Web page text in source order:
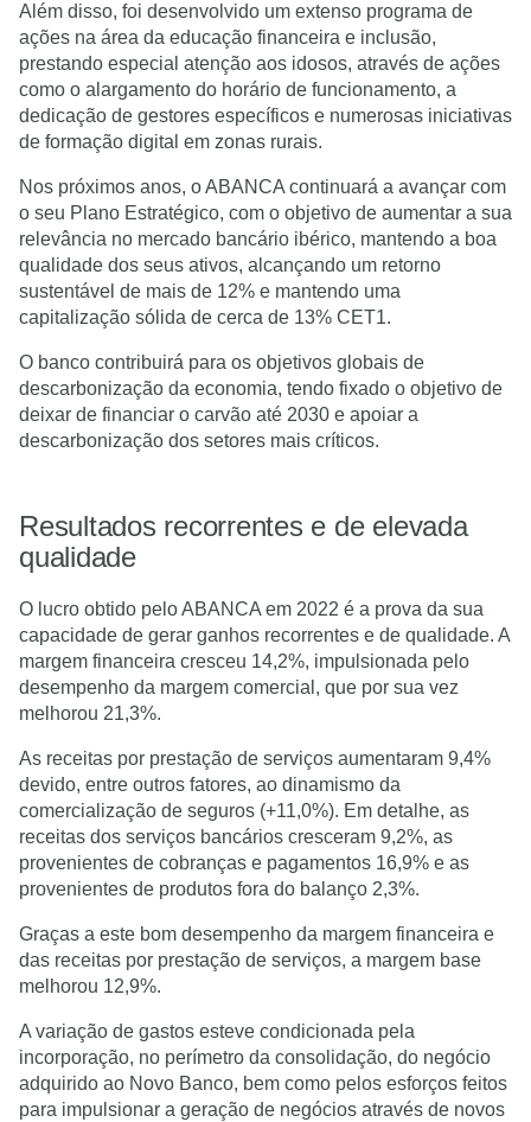
Além disso, foi desenvolvido um extenso programa de
ações na área da educação financeira e inclusão,
prestando especial atenção aos idosos, através de ações
como o alargamento do horário de funcionamento, a
dedicação de gestores específicos e numerosas iniciativas
de formação digital em zonas rurais.
Nos próximos anos, o ABANCA continuará a avançar com
o seu Plano Estratégico, com o objetivo de aumentar a sua
relevância no mercado bancário ibérico, mantendo a boa
qualidade dos seus ativos, alcançando um retorno
sustentável de mais de 12% e mantendo uma
capitalização sólida de cerca de 13% CET1.
O banco contribuirá para os objetivos globais de
descarbonização da economia, tendo fixado o objetivo de
deixar de financiar o carvão até 2030 e apoiar a
descarbonização dos setores mais críticos.
Resultados recorrentes e de elevada
qualidade
O lucro obtido pelo ABANCA em 2022 é a prova da sua
capacidade de gerar ganhos recorrentes e de qualidade. A
margem financeira cresceu 14,2%, impulsionada pelo
desempenho da margem comercial, que por sua vez
melhorou 21,3%.
As receitas por prestação de serviços aumentaram 9,4%
devido, entre outros fatores, ao dinamismo da
comercialização de seguros (+11,0%). Em detalhe, as
receitas dos serviços bancários cresceram 9,2%, as
provenientes de cobranças e pagamentos 16,9% e as
provenientes de produtos fora do balanço 2,3%.
Graças a este bom desempenho da margem financeira e
das receitas por prestação de serviços, a margem base
melhorou 12,9%.
A variação de gastos esteve condicionada pela
incorporação, no perímetro da consolidação, do negócio
adquirido ao Novo Banco, bem como pelos esforços feitos
para impulsionar a geração de negócios através de novos